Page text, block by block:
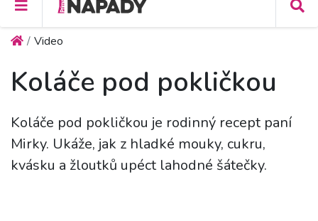
Video
Koláče pod pokličkou
Koláče pod pokličkou je rodinný recept paní
Mirky. Ukáže, jak z hladké mouky, cukru,
kvásku a žloutků upéct lahodné šátečky.